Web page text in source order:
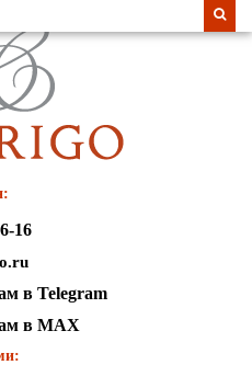
16
в Telegram
в MAX